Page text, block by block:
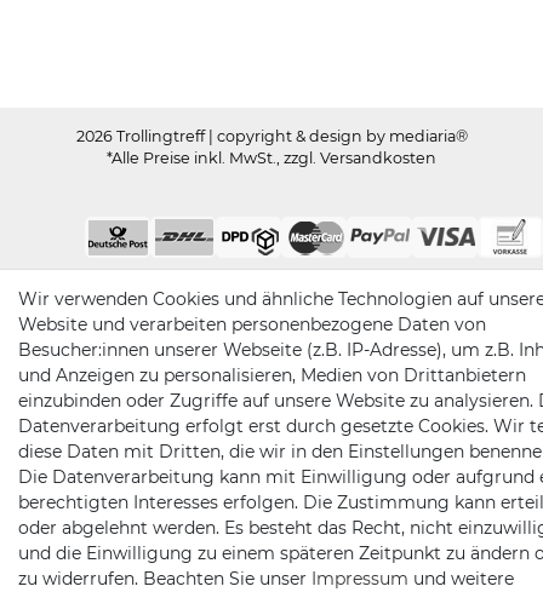
2026 Trollingtreff | copyright & design by mediaria®
*Alle Preise inkl. MwSt., zzgl. Versandkosten
Wir verwenden Cookies und ähnliche Technologien auf
Website und verarbeiten personenbezogene Daten von
Besucher:innen unserer Webseite (z.B. IP-Adresse), um z.B.
und Anzeigen zu personalisieren, Medien von Drittanbietern
einzubinden oder Zugriffe auf unsere Website zu analysieren.
Datenverarbeitung erfolgt erst durch gesetzte Cookies. Wir
diese Daten mit Dritten, die wir in den Einstellungen
Die Datenverarbeitung kann mit Einwilligung oder aufgrund
berechtigten Interesses erfolgen. Die Zustimmung kann
oder abgelehnt werden. Es besteht das Recht, nicht
und die Einwilligung zu einem späteren Zeitpunkt zu ändern
zu widerrufen. Beachten Sie unser Impressum und weitere